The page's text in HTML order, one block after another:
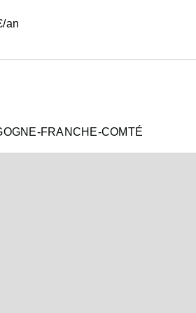
an
FRANCHE-COMTÉ